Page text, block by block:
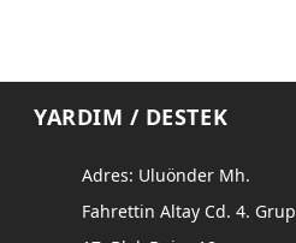
YARDIM / DESTEK
Adres: Uluönder Mh.
Fahrettin Altay Cd. 4. Grup